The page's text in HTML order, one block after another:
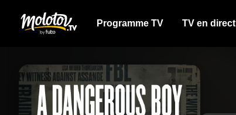
Programme TV TV en direct